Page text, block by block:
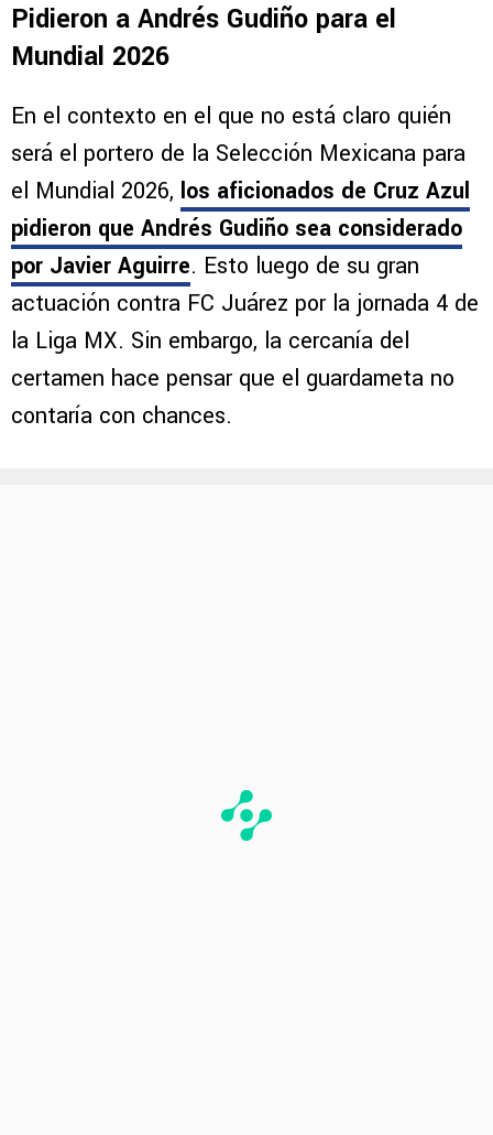
Pidieron a Andrés Gudiño para el
Mundial 2026
En el contexto en el que no está claro quién
será el portero de la Selección Mexicana para
el Mundial 2026, los aficionados de Cruz Azul
pidieron que Andrés Gudiño sea considerado
por Javier Aguirre. Esto luego de su gran
actuación contra FC Juárez por la jornada 4 de
la Liga MX. Sin embargo, la cercanía del
certamen hace pensar que el guardameta no
contaría con chances.